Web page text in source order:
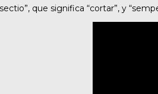
que significa “cortar”, y